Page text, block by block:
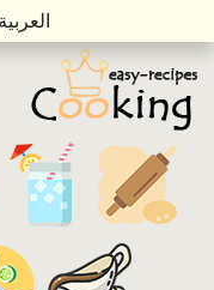
العربية